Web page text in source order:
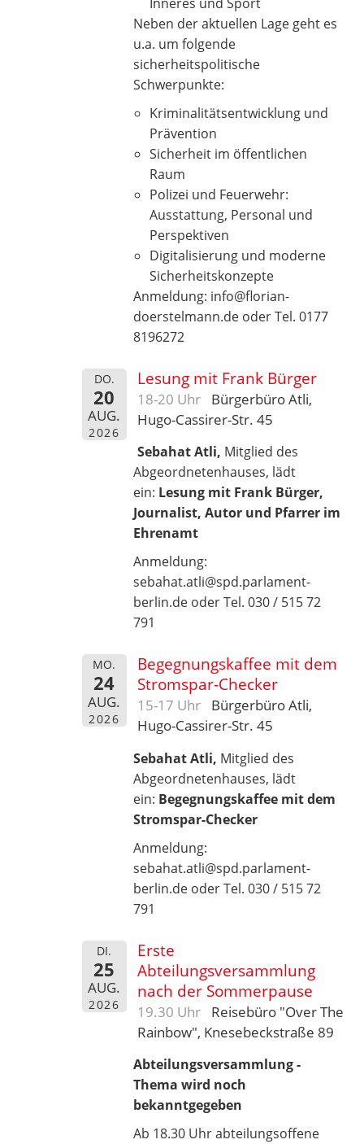
Neben der aktuellen Lage geht es
u.a. um folgende
sicherheitspolitische
Schwerpunkte:
Kriminalitätsentwicklung und
Prävention
Sicherheit im öffentlichen
Raum
Polizei und Feuerwehr:
Ausstattung, Personal und
Perspektiven
Digitalisierung und moderne
Sicherheitskonzepte
Anmeldung: info@florian-
doerstelmann.de oder Tel. 0177
8196272
DO.
20
AUG.
2026
Lesung mit Frank Bürger
18-20 Uhr
Bürgerbüro Atli,
Hugo-Cassirer-Str. 45
Sebahat Atli, Mitglied des
Abgeordnetenhauses, lädt
ein: Lesung mit Frank Bürger,
Journalist, Autor und Pfarrer im
Ehrenamt
Anmeldung:
sebahat.atli@spd.parlament-
berlin.de oder Tel. 030 / 515 72
791
MO.
24
AUG.
2026
Begegnungskaffee mit dem
Stromspar-Checker
15-17 Uhr
Bürgerbüro Atli,
Hugo-Cassirer-Str. 45
Sebahat Atli, Mitglied des
Abgeordnetenhauses, lädt
ein: Begegnungskaffee mit dem
Stromspar-Checker
Anmeldung:
sebahat.atli@spd.parlament-
berlin.de oder Tel. 030 / 515 72
791
DI.
25
AUG.
2026
Erste
Abteilungsversammlung
nach der Sommerpause
19.30 Uhr
Reisebüro "Over The
Rainbow", Knesebeckstraße 89
Abteilungsversammlung -
Thema wird noch
bekanntgegeben
Ab 18.30 Uhr abteilungsoffene